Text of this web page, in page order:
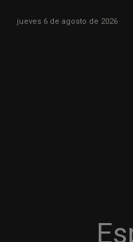
jueves 6 de agosto de 2026